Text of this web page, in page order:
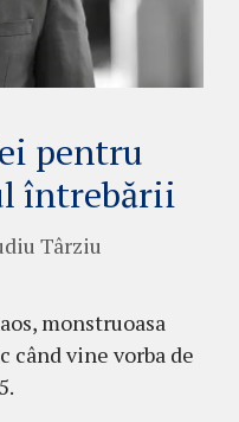
pentru
întrebării
Târziu
monstruoasa
când vine vorba de